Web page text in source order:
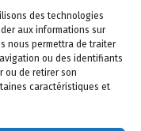
des technologies
aux informations sur
nous permettra de traiter
ou des identifiants
ou de retirer son
caractéristiques et
4,2